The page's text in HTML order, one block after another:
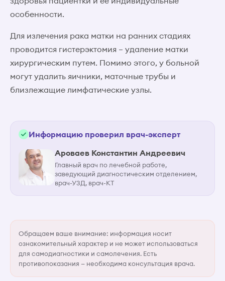
особенности.
Для излечения рака матки на ранних стадиях
проводится гистерэктомия – удаление матки
хирургическим путем. Помимо этого, у больной
могут удалить яичники, маточные трубы и
близлежащие лимфатические узлы.
Информацию проверил врач-эксперт
Ароваев Константин Андреевич
Главный врач по лечебной работе,
заведующий диагностическим отделением,
врач-УЗД, врач-КТ
Обращаем ваше внимание: информация носит
ознакомительный характер и не может использоваться
для самодиагностики и самолечения. Есть
противопоказания — необходима консультация врача.